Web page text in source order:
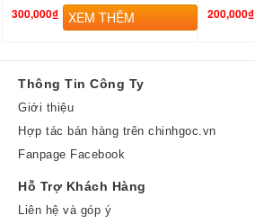
300,000₫ XEM THÊM 200,000₫
Thông Tin Công Ty
Giới thiệu
Hợp tác bán hàng trên chinhgoc.vn
Fanpage Facebook
Hỗ Trợ Khách Hàng
Liên hệ và góp ý